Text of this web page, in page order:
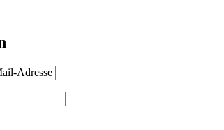
Adresse